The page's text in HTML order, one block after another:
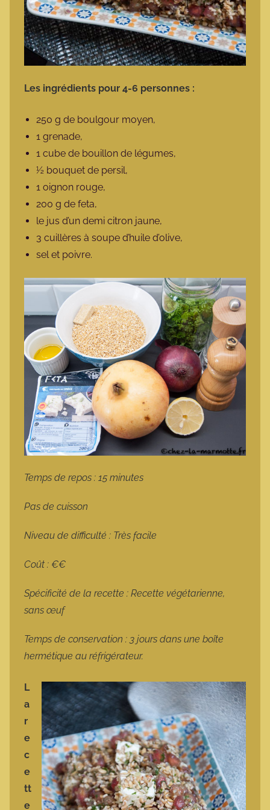
Les ingrédients pour 4-6 personnes :
250 g de boulgour moyen,
1 grenade,
1 cube de bouillon de légumes,
½ bouquet de persil,
1 oignon rouge,
200 g de feta,
le jus d’un demi citron jaune,
3 cuillères à soupe d’huile d’olive,
sel et poivre.
Temps de repos : 15 minutes
Pas de cuisson
Niveau de difficulté : Très facile
Coût : €€
Spécificité de la recette : Recette végétarienne,
sans œuf
Temps de conservation : 3 jours dans une boîte
hermétique au réfrigérateur.
L
a
r
e
c
e
tt
e